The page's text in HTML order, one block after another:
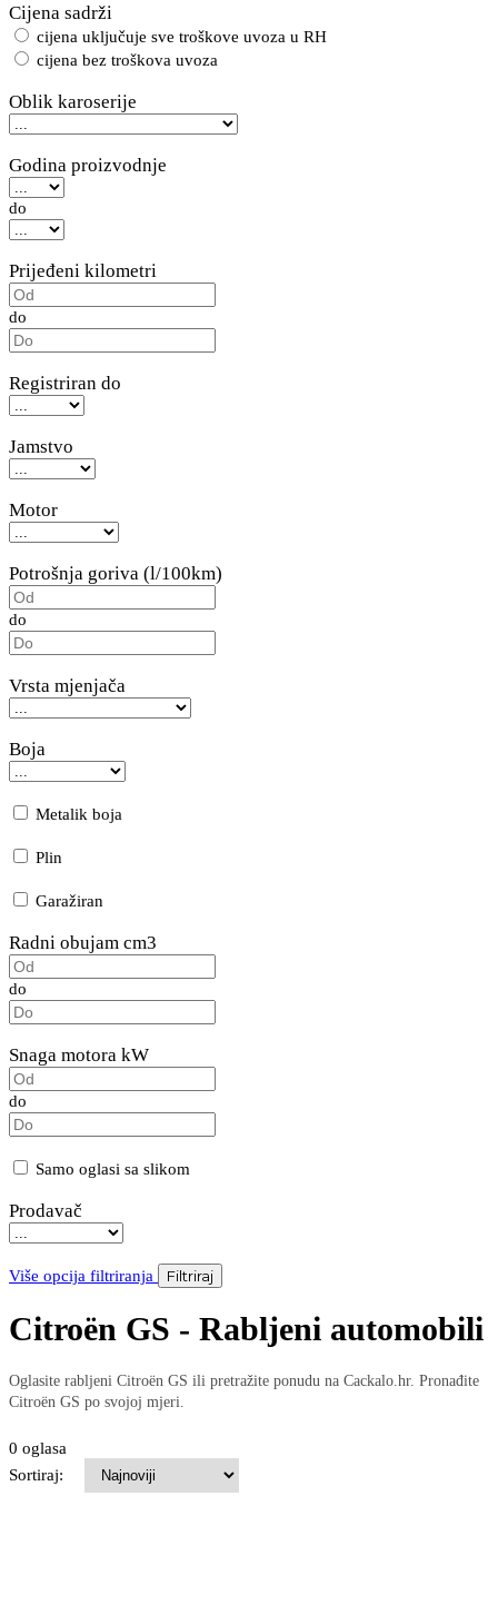
Cijena sadrži
cijena uključuje sve troškove uvoza u RH
cijena bez troškova uvoza
Oblik karoserije
Godina proizvodnje
do
Prijeđeni kilometri
do
Registriran do
Jamstvo
Motor
Potrošnja goriva (l/100km)
do
Vrsta mjenjača
Boja
Metalik boja
Plin
Garažiran
Radni obujam cm3
do
Snaga motora kW
do
Samo oglasi sa slikom
Prodavač
Više opcija filtriranja Filtriraj
Citroën GS - Rabljeni automobili
Oglasite rabljeni Citroën GS ili pretražite ponudu na Cackalo.hr. Pronađite
Citroën GS po svojoj mjeri.
0 oglasa
Sortiraj: